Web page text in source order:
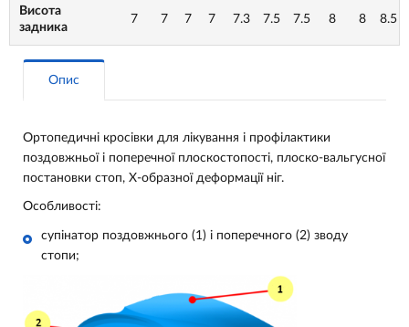
Висота
задника
7 7 7 7 7.3 7.5 7.5 8 8 8.5
Опис
Ортопедичні кросівки для лікування і профілактики
поздовжньої і поперечної плоскостопості, плоско-вальгусної
постановки стоп, Х-образної деформації ніг.
Особливості:
супінатор поздовжнього (1) і поперечного (2) зводу
стопи;